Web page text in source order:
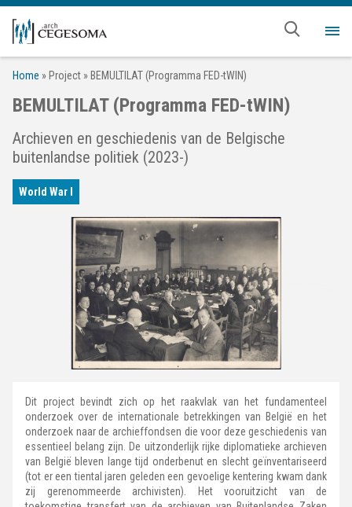
Overslaan en naar de inhoud gaan
Home » Project » BEMULTILAT (Programma FED-tWIN)
BEMULTILAT (Programma FED-tWIN)
Archieven en geschiedenis van de Belgische
buitenlandse politiek (2023-)
World War I
Dit project bevindt zich op het raakvlak van het fundamenteel
onderzoek over de internationale betrekkingen van België en het
onderzoek naar de archieffondsen die voor deze geschiedenis van
essentieel belang zijn. De uitzonderlijk rijke diplomatieke archieven
van België bleven lange tijd onderbenut en slecht geïnventariseerd
(tot er een tiental jaren geleden een gevoelige kentering kwam dank
zij gerenommeerde archivisten). Het vooruitzicht van de